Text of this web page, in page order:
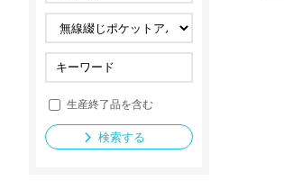
防災・
セキュリティ用品
法人向け製品
導入事例
生産終了品を含む
検索する